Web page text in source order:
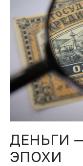
ДЕНЬГИ
ЭПОХИ